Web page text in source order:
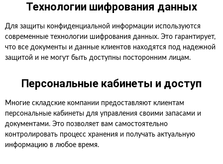
Технологии шифрования данных
Для защиты конфиденциальной информации используются
современные технологии шифрования данных. Это гарантирует,
что все документы и данные клиентов находятся под надежной
защитой и не могут быть доступны посторонним лицам.
Персональные кабинеты и доступ
Многие складские компании предоставляют клиентам
персональные кабинеты для управления своими запасами и
документами. Это позволяет вам самостоятельно
контролировать процесс хранения и получать актуальную
информацию в любое время.